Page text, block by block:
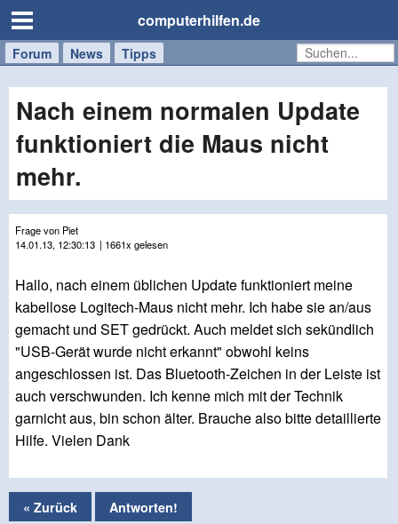
computerhilfen.de
Forum News Tipps
Handy
Tablet
Windows
Mac
Nach einem normalen Update
funktioniert die Maus nicht
mehr.
Frage von Piet
14.01.13, 12:30:13 | 1661x gelesen
Hallo, nach einem üblichen Update funktioniert meine
kabellose Logitech-Maus nicht mehr. Ich habe sie an/aus
gemacht und SET gedrückt. Auch meldet sich sekündlich
"USB-Gerät wurde nicht erkannt" obwohl keins
angeschlossen ist. Das Bluetooth-Zeichen in der Leiste ist
auch verschwunden. Ich kenne mich mit der Technik
garnicht aus, bin schon älter. Brauche also bitte detaillierte
Hilfe. Vielen Dank
« Zurück Antworten!